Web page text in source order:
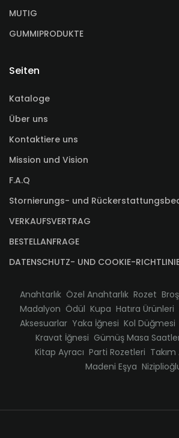
MUTIG
GUMMIPRODUKTE
Seiten
Kataloge
Über uns
Kontaktiere uns
Mission und Vision
F.A.Q
Stornierungs- und
VERKAUFSVERTRAG
BESTELLANFRAGE
DATENSCHUTZ- UND COOKIE-
Anahtarlık Özel Anahtarlık Rozet Broş
Madalyon Ödül Kupa Hatıra Ürünleri
Aksesuarlar Yaka İğnesi Kol Düğmesi
Kravat İğnesi Gümüş Masa
Kitap Ayracı Parti Rozetleri Takım
Madeni Eşya